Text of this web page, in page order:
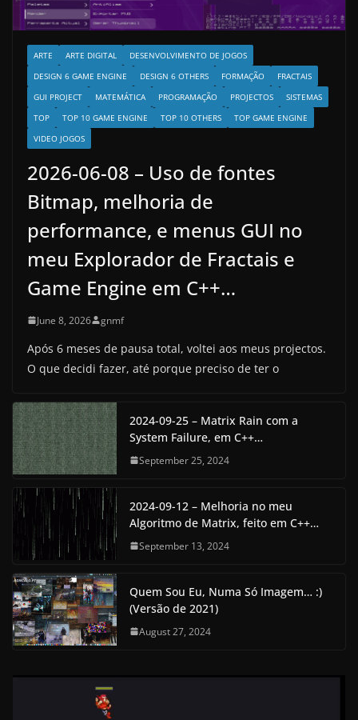
ARTE ARTE DIGITAL
DESENVOLVIMENTO DE JOGOS
DESIGN 6 GAME ENGINE
DESIGN 6 OTHERS FORMAÇÃO
FRACTAIS
GUI PROJECT
MATEMÁTICA PROGRAMAÇÃO PROJECTOS
SISTEMAS
TOP
TOP 10 GAME ENGINE TOP 10 OTHERS
TOP GAME ENGINE
VIDEO JOGOS
2026-06-08 – Uso de fontes
Bitmap, melhoria de
performance, e menus GUI no
meu Explorador de Fractais e
Game Engine em C++…
June 8, 2026 gnmf
Após 6 meses de pausa total, voltei aos meus projectos.
O que decidi fazer, até porque preciso de ter o
2024-09-25 – Matrix Rain com a
System Failure, em C++…
September 25, 2024
2024-09-12 – Melhoria no meu
Algoritmo de Matrix, feito em C++…
September 13, 2024
Quem Sou Eu, Numa Só Imagem… :)
(Versão de 2021)
August 27, 2024